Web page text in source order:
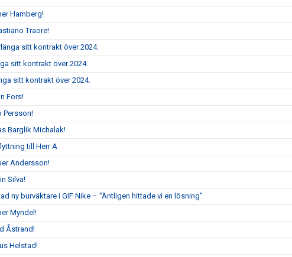
Hamberg!
Traore!
sitt kontrakt över 2024.
sitt kontrakt över 2024.
sitt kontrakt över 2024.
Fors!
Persson!
Barglik Michalak!
till Herr A
Andersson!
Silva!
ny burväktare i GIF Nike – ”Äntligen hittade vi en lösning”
Myndel!
Åstrand!
Helstad!